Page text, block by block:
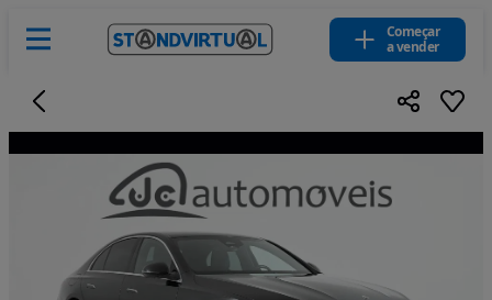
Começar
a vender